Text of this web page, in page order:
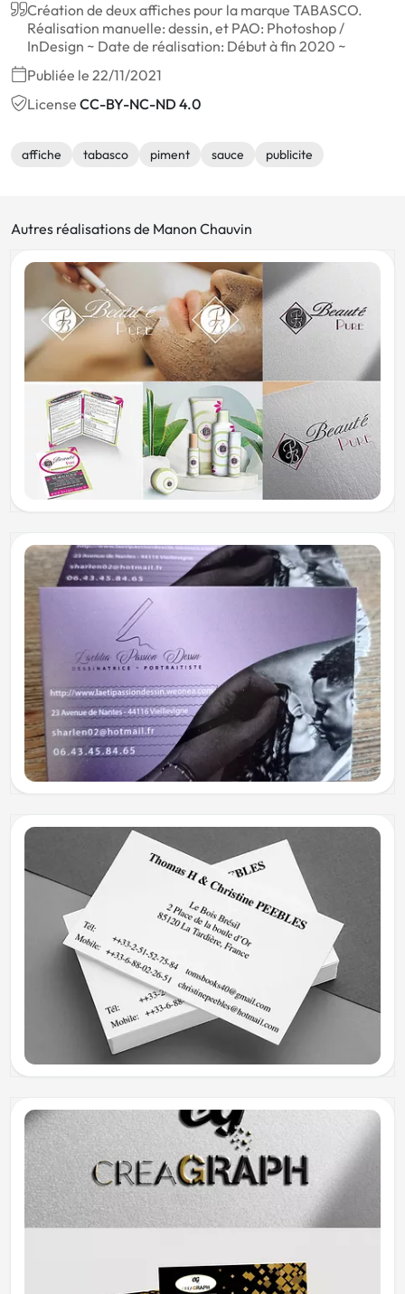
Création de deux affiches pour la marque TABASCO.
Réalisation manuelle: dessin, et PAO: Photoshop /
InDesign ~ Date de réalisation: Début à fin 2020 ~
Publiée le 22/11/2021
License CC-BY-NC-ND 4.0
affiche tabasco piment sauce publicite
Autres réalisations de Manon Chauvin